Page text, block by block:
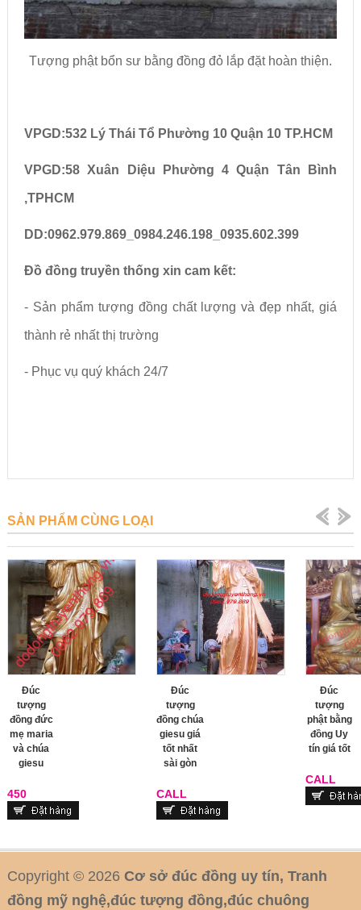
Tượng phật bổn sư bằng đồng đỏ lắp đặt hoàn thiện.
VPGD:532 Lý Thái Tổ Phường 10 Quận 10 TP.HCM
VPGD:58 Xuân Diệu Phường 4 Quận Tân Bình
,TPHCM
DD:0962.979.869_0984.246.198_0935.602.399
Đồ đồng truyền thống xin cam kết:
- Sản phẩm tượng đồng chất lượng và đẹp nhất, giá
thành rẻ nhất thị trường
- Phục vụ quý khách 24/7
SẢN PHẨM CÙNG LOẠI
Đúc
tượng
đồng đức
mẹ maria
và chúa
giesu
450
Đúc
tượng
đồng chúa
giesu giá
tốt nhất
sài gòn
CALL
Đúc
tượng
phật bằng
đồng Uy
tín giá tốt
CALL
Copyright © 2026 Cơ sở đúc đồng uy tín, Tranh
đồng mỹ nghệ,đúc tượng đồng,đúc chuông